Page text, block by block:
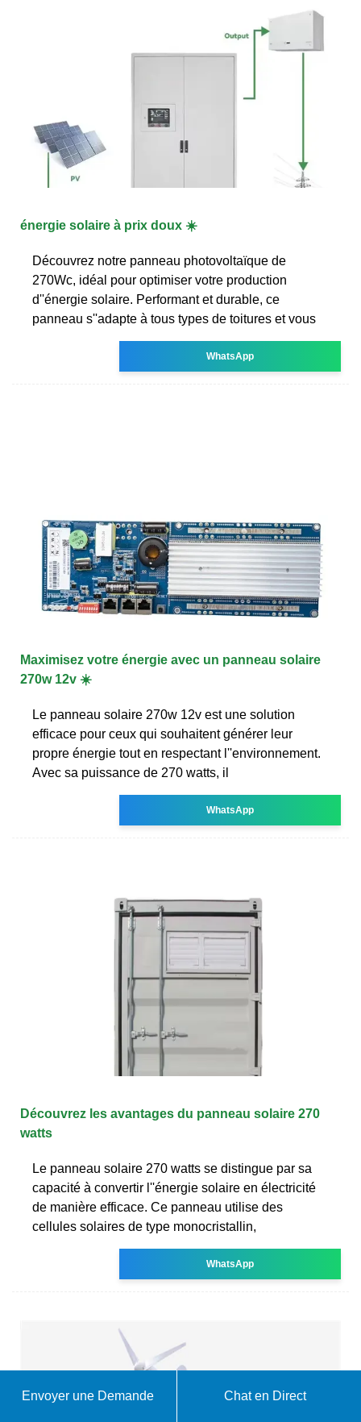
énergie solaire à prix doux ☀️
Découvrez notre panneau photovoltaïque de
270Wc, idéal pour optimiser votre production
d''énergie solaire. Performant et durable, ce
panneau s''adapte à tous types de toitures et vous
WhatsApp
Maximisez votre énergie avec un panneau solaire
270w 12v ☀️
Le panneau solaire 270w 12v est une solution
efficace pour ceux qui souhaitent générer leur
propre énergie tout en respectant l''environnement.
Avec sa puissance de 270 watts, il
WhatsApp
Découvrez les avantages du panneau solaire 270
watts
Le panneau solaire 270 watts se distingue par sa
capacité à convertir l''énergie solaire en électricité
de manière efficace. Ce panneau utilise des
cellules solaires de type monocristallin,
WhatsApp
Envoyer une Demande Chat en Direct